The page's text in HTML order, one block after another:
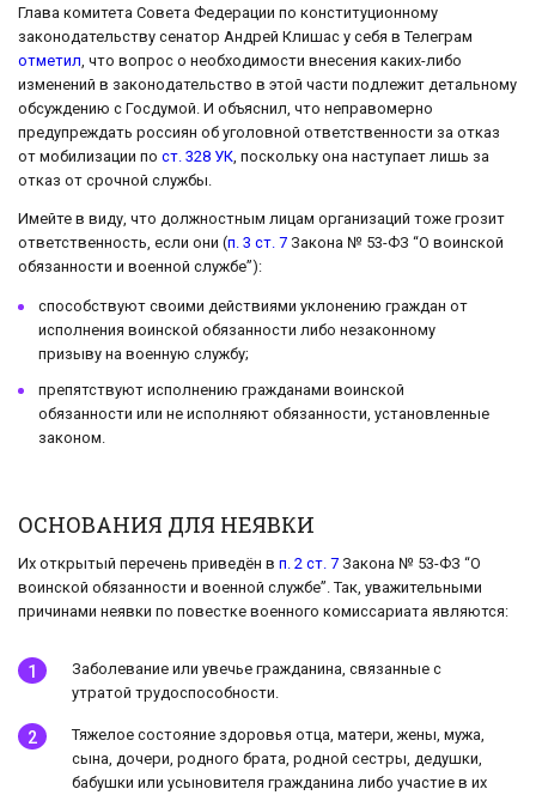
Глава комитета Совета Федерации по конституционному
законодательству сенатор Андрей Клишас у себя в Телеграм
отметил , что вопрос о необходимости внесения каких-либо
изменений в законодательство в этой части подлежит детальному
обсуждению с Госдумой. И объяснил, что неправомерно
предупреждать россиян об уголовной ответственности за отказ
от мобилизации по ст. 328 УК , поскольку она наступает лишь за
отказ от срочной службы.
Имейте в виду, что должностным лицам организаций тоже грозит
ответственность, если они (п. 3 ст. 7 Закона № 53-ФЗ “О воинской
обязанности и военной службе”):
способствуют своими действиями уклонению граждан от
исполнения воинской обязанности либо незаконному
призыву на военную службу;
препятствуют исполнению гражданами воинской
обязанности или не исполняют обязанности, установленные
законом.
ОСНОВАНИЯ ДЛЯ НЕЯВКИ
Их открытый перечень приведён в п. 2 ст. 7 Закона № 53-ФЗ “О
воинской обязанности и военной службе”. Так, уважительными
причинами неявки по повестке военного комиссариата являются:
Заболевание или увечье гражданина, связанные с
утратой трудоспособности.
Тяжелое состояние здоровья отца, матери, жены, мужа,
сына, дочери, родного брата, родной сестры, дедушки,
бабушки или усыновителя гражданина либо участие в их